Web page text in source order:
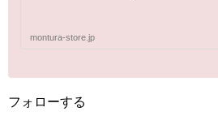
montura-store.jp
フォローする